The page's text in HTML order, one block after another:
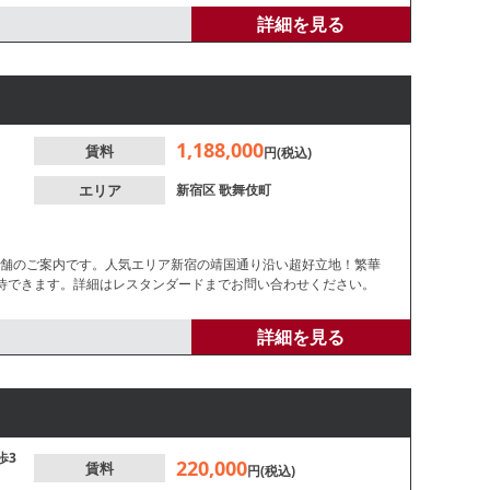
詳細を見る
賃料 1,188,000円(税込)
エリア 新宿区歌舞伎町
のご案内です。人気エリア新宿の靖国通り沿い超好立地！繁華
きます。詳細はレスタンダードまでお問い合わせください。
詳細を見る
3
賃料 220,000円(税込)